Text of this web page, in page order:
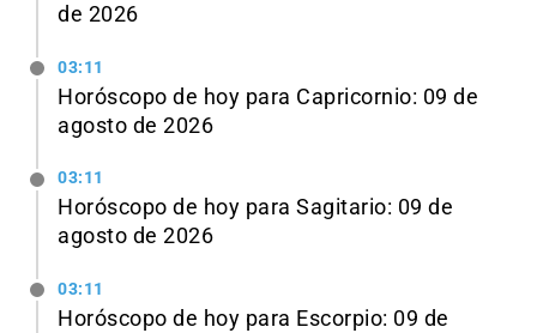
de 2026
03:11
Horóscopo de hoy para Capricornio: 09 de
agosto de 2026
03:11
Horóscopo de hoy para Sagitario: 09 de
agosto de 2026
03:11
Horóscopo de hoy para Escorpio: 09 de